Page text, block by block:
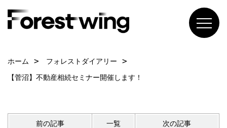
ホーム
フォレストダイアリー
【菅沼】不動産相続セミナー開催します！
前の記事 一覧 次の記事